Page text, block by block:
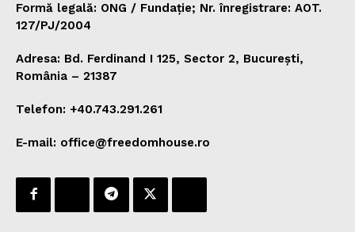
Formă legală: ONG / Fundație; Nr. înregistrare: AOT.
127/PJ/2004
Adresa: Bd. Ferdinand I 125, Sector 2, București,
România – 21387
Telefon: +40.743.291.261
E-mail: office@freedomhouse.ro